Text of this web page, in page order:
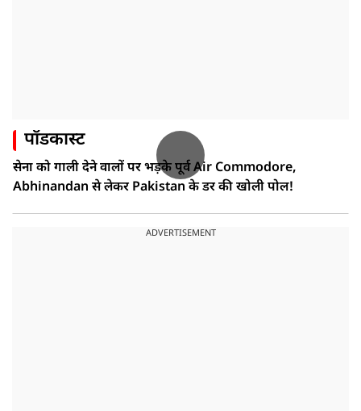
पॉडकास्ट
सेना को गाली देने वालों पर भड़के पूर्व Air Commodore,
Abhinandan से लेकर Pakistan के डर की खोली पोल!
ADVERTISEMENT